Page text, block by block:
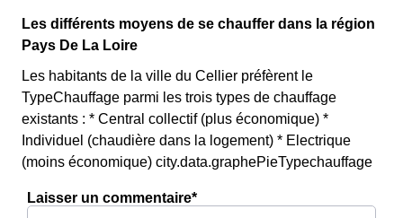
Les différents moyens de se chauffer dans la région
Pays De La Loire
Les habitants de la ville du Cellier préfèrent le
TypeChauffage parmi les trois types de chauffage
existants : * Central collectif (plus économique) *
Individuel (chaudière dans la logement) * Electrique
(moins économique) city.data.graphePieTypechauffage
Laisser un commentaire*